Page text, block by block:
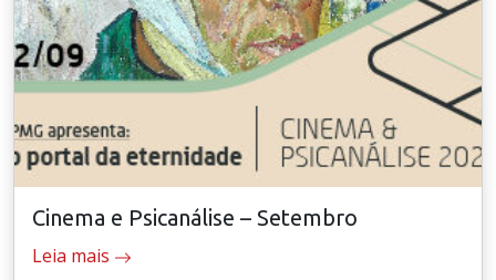
Cinema e Psicanálise – Setembro
Leia mais